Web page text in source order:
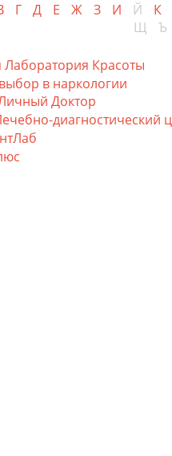
Г Д Е Ж З И Й К
Щ
Ъ
Лаборатория Красоты
в наркологии
Доктор
диагностический